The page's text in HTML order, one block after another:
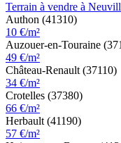
Terrain à vendre à
Authon (41310)
10 €/m²
Auzouer-en-Touraine
49 €/m²
Château-Renault (37110)
34 €/m²
Crotelles (37380)
66 €/m²
Herbault (41190)
57 €/m²